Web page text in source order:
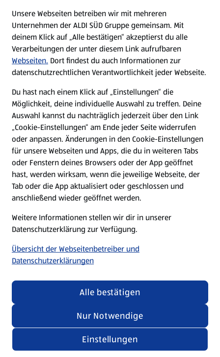
0,89 €
Nachhaltigkeit
Karriere
Presse
Hilfe & Kontakt
(öffnet in einem neuen Tab)
Unternehmen
Folge uns hier:
Datenschutz- und Richtlinienmenü
Cookie-Einstellungen
Impressum
Nutzungsbedingungen
Security Policy
Compliance | Hinweisstellen
Unsere Webseiten betreiben wir mit mehreren
Unternehmen der ALDI SÜD Gruppe gemeinsam. Mit
deinem Klick auf „Alle bestätigen“ akzeptierst du alle
Verarbeitungen der unter diesem Link aufrufbaren
Webseiten. Dort findest du auch Informationen zur
datenschutzrechtlichen Verantwortlichkeit jeder Webseite.
Du hast nach einem Klick auf „Einstellungen“ die
Möglichkeit, deine individuelle Auswahl zu treffen. Deine
Auswahl kannst du nachträglich jederzeit über den Link
„Cookie-Einstellungen“ am Ende jeder Seite widerrufen
oder anpassen. Änderungen in den Cookie-Einstellungen
für unsere Webseiten und Apps, die du in weiteren Tabs
oder Fenstern deines Browsers oder der App geöffnet
hast, werden wirksam, wenn die jeweilige Webseite, der
Tab oder die App aktualisiert oder geschlossen und
anschließend wieder geöffnet werden.
Weitere Informationen stellen wir dir in unserer
Datenschutzerklärung zur Verfügung.
Übersicht der Webseitenbetreiber und
Datenschutzerklärungen
Einstellungen
Nur Notwendige
Alle bestätigen